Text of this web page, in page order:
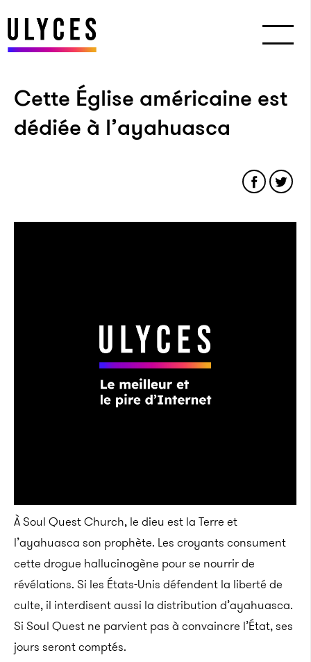
Cette Église américaine est
dédiée à l’ayahuasca
À Soul Quest Church, le dieu est la Terre et
l’ayahuasca son prophète. Les croyants consument
cette drogue hallucinogène pour se nourrir de
révélations. Si les États-Unis défendent la liberté de
culte, il interdisent aussi la distribution d’ayahuasca.
Si Soul Quest ne parvient pas à convaincre l’État, ses
jours seront comptés.